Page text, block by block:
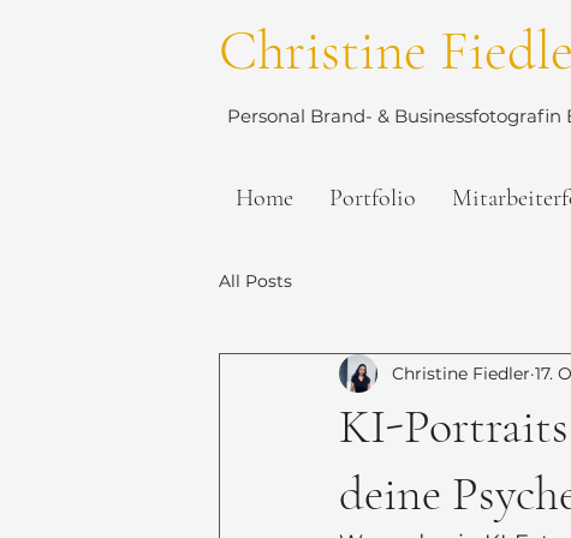
Christine
Personal Brand- & Businessfotografin
Home Portfolio
All Posts
KI-
deine
Christine Fiedler 17.